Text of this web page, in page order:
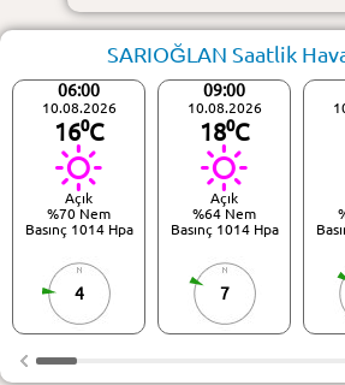
SARIOĞLAN Saatlik
06:00
10.08.2026
16⁰C
Açık
%70 Nem
Basınç 1014 Hpa
4
09:00
10.08.2026
18⁰C
Açık
%64 Nem
Basınç 1014 Hpa
7